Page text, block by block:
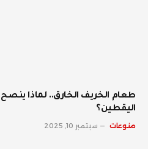
طعام الخريف الخارق.. لماذا ينصح
اليقطين؟
منوعات سبتمبر 10, 2025